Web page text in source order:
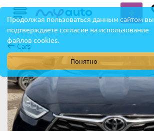
Продолжая пользоваться данным сайтом вы
подтверждаете согласие на использование
файлов cookies.
Понятно
Cars